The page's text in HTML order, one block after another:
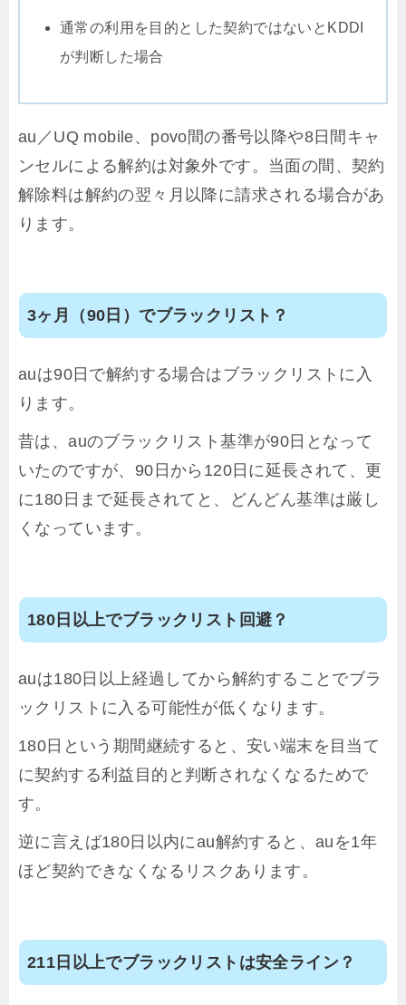
通常の利用を目的とした契約ではないとKDDI
が判断した場合
au／UQ mobile、povo間の番号以降や8日間キャ
ンセルによる解約は対象外です。当面の間、契約
解除料は解約の翌々月以降に請求される場合があ
ります。
3ヶ月（90日）でブラックリスト？
auは90日で解約する場合はブラックリストに入
ります。
昔は、auのブラックリスト基準が90日となって
いたのですが、90日から120日に延長されて、更
に180日まで延長されてと、どんどん基準は厳し
くなっています。
180日以上でブラックリスト回避？
auは180日以上経過してから解約することでブラ
ックリストに入る可能性が低くなります。
180日という期間継続すると、安い端末を目当て
に契約する利益目的と判断されなくなるためで
す。
逆に言えば180日以内にau解約すると、auを1年
ほど契約できなくなるリスクあります。
211日以上でブラックリストは安全ライン？